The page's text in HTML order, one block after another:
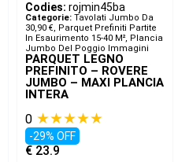
Codies: rojmin45ba
Categorie: Tavolati Jumbo Da
30,90 €, Parquet Prefiniti Partite
In Esaurimento 15-40 M², Plancia
Jumbo Del Poggio Immagini
PARQUET LEGNO
PREFINITO – ROVERE
JUMBO – MAXI PLANCIA
INTERA
0 ★★★★★
-29% OFF
€ 23.9